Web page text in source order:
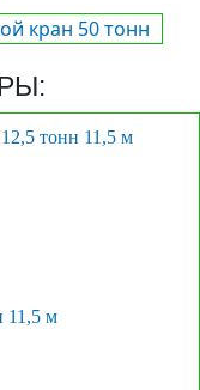
кран 50 тонн
11,5 м